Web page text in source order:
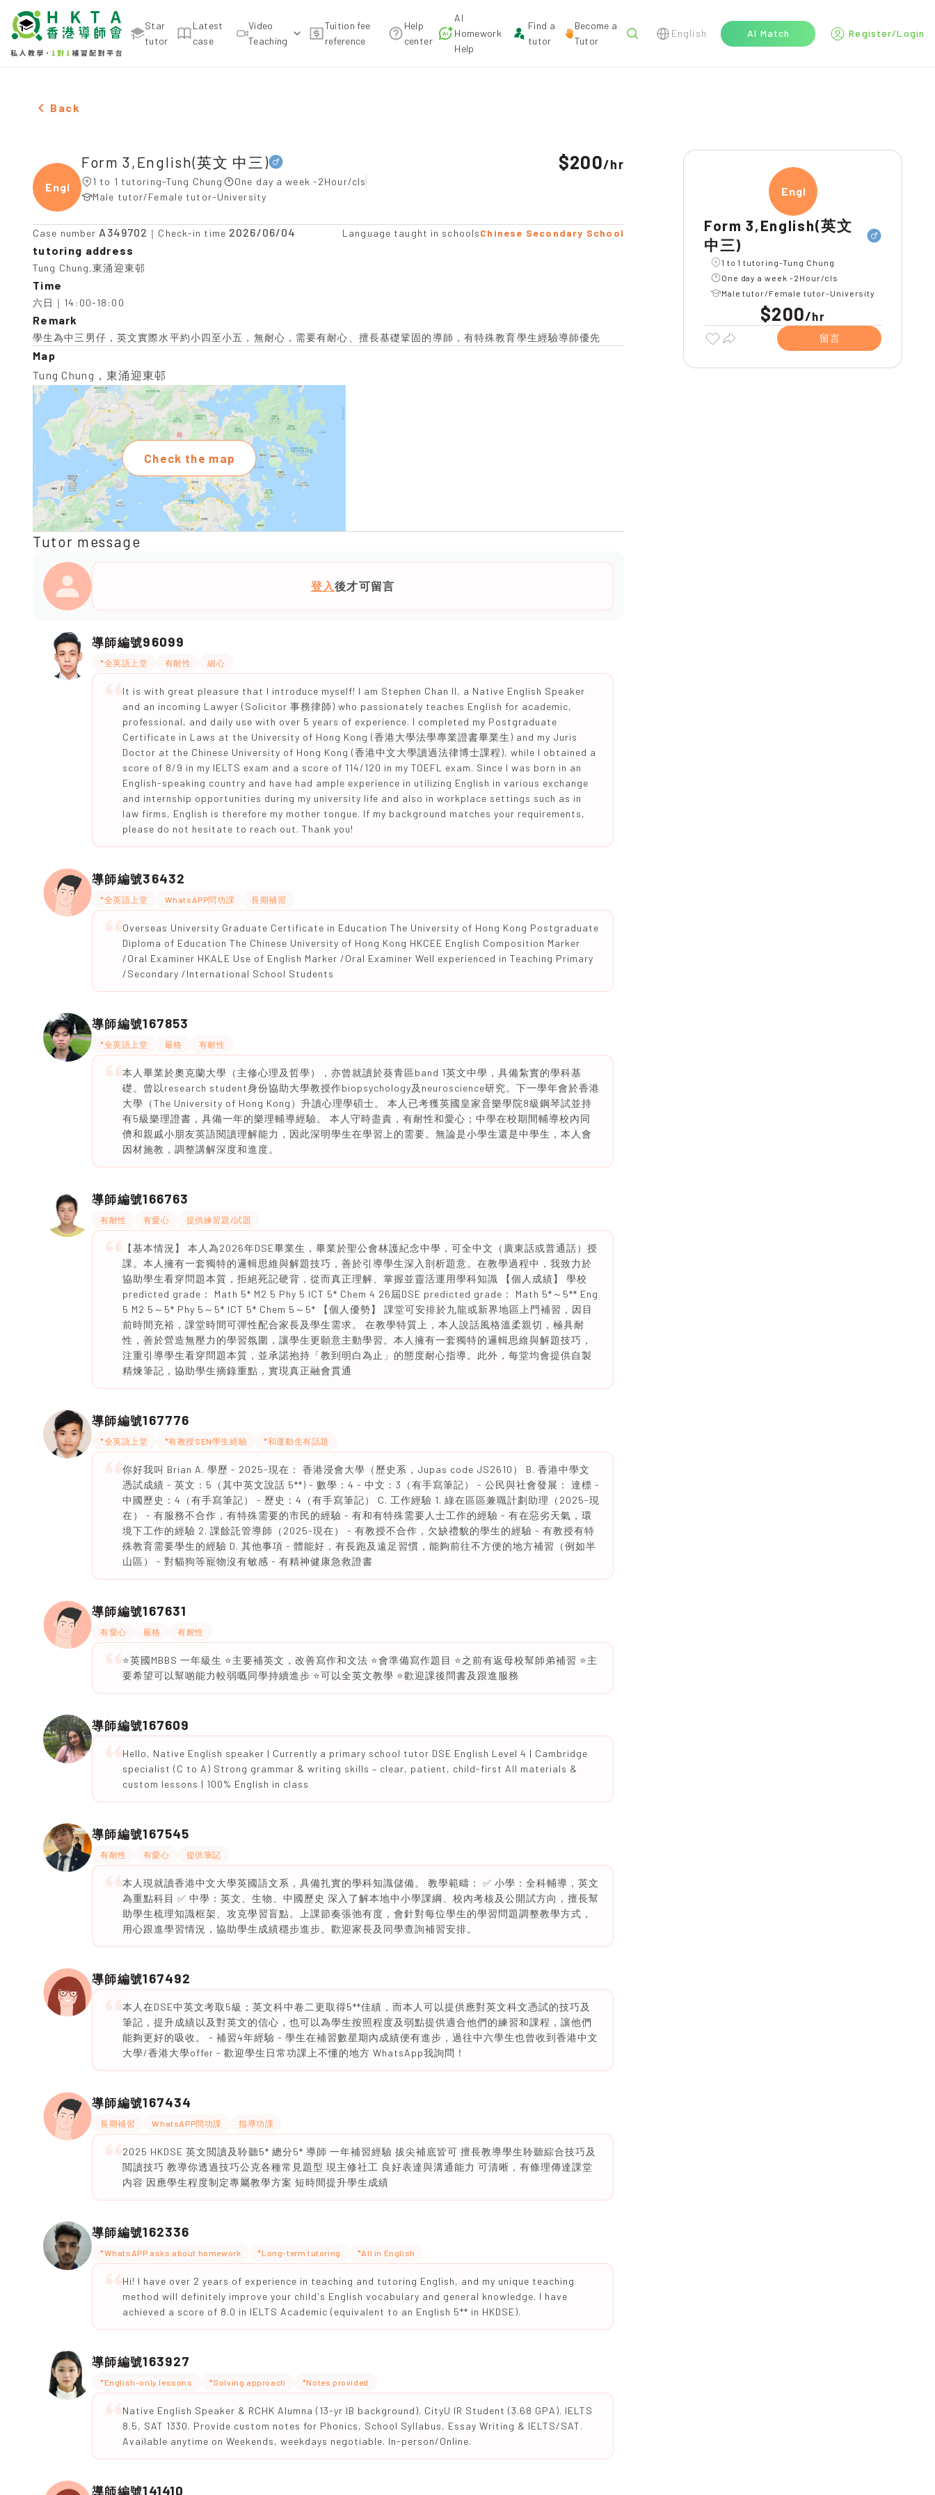
Star
tutor
Latest
case
Video
Teaching
Tuition fee
reference
Help
center
AI
Homework
Help
Find a
tutor
Become a
Tutor
English AI Match Register/Login
Male Form 3,English(英文 中三)，Tung Chung Tuition recommendation
Back
Engli
Form 3,English(英文 中三)
1 to 1 tutoring-Tung Chung
One day a week -2Hour/cls
Male tutor/Female tutor-University
$200/hr
Case number A349702 ｜Check-in time 2026/06/04 Language taught in schoolsChinese Secondary School
tutoring address
Tung Chung,東涌迎東邨
Time
六日｜14:00-18:00
Remark
學生為中三男仔，英文實際水平約小四至小五，無耐心，需要有耐心、擅長基礎鞏固的導師，有特殊教育學生經驗導師優先
Map
Tung Chung，東涌迎東邨
Check the map
Tutor message
登入後才可留言
導師編號96099
*全英語上堂 有耐性 細心
It is with great pleasure that I introduce myself! I am Stephen Chan II, a Native English Speaker
and an incoming Lawyer (Solicitor 事務律師) who passionately teaches English for academic,
professional, and daily use with over 5 years of experience. I completed my Postgraduate
Certificate in Laws at the University of Hong Kong (香港大學法學專業證書畢業生) and my Juris
Doctor at the Chinese University of Hong Kong (香港中文大學讀過法律博士課程), while I obtained a
score of 8/9 in my IELTS exam and a score of 114/120 in my TOEFL exam. Since I was born in an
English-speaking country and have had ample experience in utilizing English in various exchange
and internship opportunities during my university life and also in workplace settings such as in
law firms, English is therefore my mother tongue. If my background matches your requirements,
please do not hesitate to reach out. Thank you!
導師編號36432
*全英語上堂 WhatsAPP問功課 長期補習
Overseas University Graduate Certificate in Education The University of Hong Kong Postgraduate
Diploma of Education The Chinese University of Hong Kong HKCEE English Composition Marker
/Oral Examiner HKALE Use of English Marker /Oral Examiner Well experienced in Teaching Primary
/Secondary /International School Students
導師編號167853
*全英語上堂 嚴格 有耐性
本人畢業於奧克蘭大學（主修心理及哲學），亦曾就讀於葵青區band 1英文中學，具備紮實的學科基
礎。曾以research student身份協助大學教授作biopsychology及neuroscience研究。下一學年會於香港
大學（The University of Hong Kong）升讀心理學碩士。 本人已考獲英國皇家音樂學院8級鋼琴試並持
有5級樂理證書，具備一年的樂理輔導經驗。 本人守時盡責，有耐性和愛心；中學在校期間輔導校內同
儕和親戚小朋友英語閱讀理解能力，因此深明學生在學習上的需要。無論是小學生還是中學生，本人會
因材施教，調整講解深度和進度。
導師編號166763
有耐性 有愛心 提供練習題/試題
【基本情況】 本人為2026年DSE畢業生，畢業於聖公會林護紀念中學，可全中文（廣東話或普通話）授
課。本人擁有一套獨特的邏輯思維與解題技巧，善於引導學生深入剖析題意。在教學過程中，我致力於
協助學生看穿問題本質，拒絕死記硬背，從而真正理解、掌握並靈活運用學科知識 【個人成績】 學校
predicted grade： Math 5* M2 5 Phy 5 ICT 5* Chem 4 26屆DSE predicted grade： Math 5*～5** Eng
5 M2 5～5* Phy 5～5* ICT 5* Chem 5～5* 【個人優勢】 課堂可安排於九龍或新界地區上門補習，因目
前時間充裕，課堂時間可彈性配合家長及學生需求。 在教學特質上，本人說話風格溫柔親切，極具耐
性，善於營造無壓力的學習氛圍，讓學生更願意主動學習。本人擁有一套獨特的邏輯思維與解題技巧，
注重引導學生看穿問題本質，並承諾抱持「教到明白為止」的態度耐心指導。此外，每堂均會提供自製
精煉筆記，協助學生摘錄重點，實現真正融會貫通
導師編號167776
*全英語上堂 *有教授SEN學生經驗 *和運動生有話題
你好我叫 Brian A. 學歷 - 2025-現在： 香港浸會大學（歷史系，Jupas code JS2610） B. 香港中學文
憑試成績 - 英文：5（其中英文說話 5**) - 數學：4 - 中文：3（有手寫筆記） - 公民與社會發展： 達標 -
中國歷史：4（有手寫筆記） - 歷史：4（有手寫筆記） C. 工作經驗 1. 綠在區區兼職計劃助理（2025-現
在） - 有服務不合作，有特殊需要的市民的經驗 - 有和有特殊需要人士工作的經驗 - 有在惡劣天氣，環
境下工作的經驗 2. 課餘託管導師（2025-現在） - 有教授不合作，欠缺禮貌的學生的經驗 - 有教授有特
殊教育需要學生的經驗 D. 其他事項 - 體能好，有長跑及遠足習慣，能夠前往不方便的地方補習（例如半
山區） - 對貓狗等寵物沒有敏感 - 有精神健康急救證書
導師編號167631
有愛心 嚴格 有耐性
⭐️英國MBBS 一年級生 ⭐️主要補英文，改善寫作和文法 ⭐️會準備寫作題目 ⭐️之前有返母校幫師弟補習 ⭐️主
要希望可以幫啲能力較弱嘅同學持續進步 ⭐️可以全英文教學 ⭐️歡迎課後問書及跟進服務
導師編號167609
Hello, Native English speaker | Currently a primary school tutor DSE English Level 4 | Cambridge
specialist (C to A) Strong grammar & writing skills – clear, patient, child-first All materials &
custom lessons | 100% English in class
導師編號167545
有耐性 有愛心 提供筆記
本人現就讀香港中文大學英國語文系，具備扎實的學科知識儲備。 教學範疇： ✅ 小學：全科輔導，英文
為重點科目 ✅ 中學：英文、生物、中國歷史 深入了解本地中小學課綱、校內考核及公開試方向，擅長幫
助學生梳理知識框架、攻克學習盲點。上課節奏張弛有度，會針對每位學生的學習問題調整教學方式，
用心跟進學習情況，協助學生成績穩步進步。歡迎家長及同學查詢補習安排。
導師編號167492
本人在DSE中英文考取5級；英文科中卷二更取得5**佳績，而本人可以提供應對英文科文憑試的技巧及
筆記，提升成績以及對英文的信心，也可以為學生按照程度及弱點提供適合他們的練習和課程，讓他們
能夠更好的吸收。 - 補習4年經驗 - 學生在補習數星期內成績便有進步，過往中六學生也曾收到香港中文
大學/香港大學offer - 歡迎學生日常功課上不懂的地方 WhatsApp我詢問！
導師編號167434
長期補習 WhatsAPP問功課 指導功課
2025 HKDSE 英文閲讀及聆聽5* 總分5* 導師 一年補習經驗 拔尖補底皆可 擅長教導學生聆聽綜合技巧及
閲讀技巧 教導你透過技巧公克各種常見題型 現主修社工 良好表達與溝通能力 可清晰，有條理傳達課堂
内容 因應學生程度制定專屬教學方案 短時間提升學生成績
導師編號162336
*WhatsAPP asks about homework *Long-term tutoring *All in English
Hi! I have over 2 years of experience in teaching and tutoring English, and my unique teaching
method will definitely improve your child's English vocabulary and general knowledge. I have
achieved a score of 8.0 in IELTS Academic (equivalent to an English 5** in HKDSE).
導師編號163927
*English-only lessons *Solving approach *Notes provided
Native English Speaker & RCHK Alumna (13-yr IB background). CityU IR Student (3.68 GPA). IELTS
8.5, SAT 1330. Provide custom notes for Phonics, School Syllabus, Essay Writing & IELTS/SAT.
Available anytime on Weekends, weekdays negotiable. In-person/Online.
導師編號141410
Engli
Form 3,English(英文
中三)
1 to 1 tutoring-Tung Chung
One day a week -2Hour/cls
Male tutor/Female tutor-University
$200/hr
留言